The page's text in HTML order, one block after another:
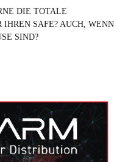
DIE TOTALE
IHREN SAFE? AUCH, WENN
SIND?